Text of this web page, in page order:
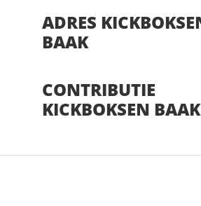
ADRES
BAAK
CONTRIBUTIE
KICKBOKSEN BAAK